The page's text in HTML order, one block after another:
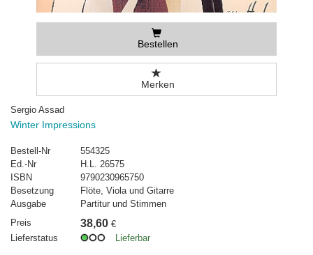
Bestellen
Merken
Sergio Assad
Winter Impressions
Bestell-Nr
554325
Ed.-Nr
H.L. 26575
ISBN
9790230965750
Besetzung
Flöte, Viola und Gitarre
Ausgabe
Partitur und Stimmen
Preis
38,60 €
Lieferstatus
Lieferbar